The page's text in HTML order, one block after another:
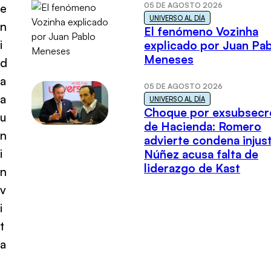
e
n
i
d
a
a
u
n
i
n
v
i
t
a
05 DE AGOSTO 2026
UNIVERSO AL DÍA
El fenómeno Vozinha
explicado por Juan
Meneses
05 DE AGOSTO 2026
UNIVERSO AL DÍA
Choque por
de Hacienda: Romero
advierte condena
Núñez acusa falta de
liderazgo de Kast